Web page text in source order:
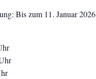
Bis zum 11. Januar 2026